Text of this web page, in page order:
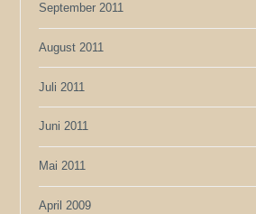
September 2011
August 2011
Juli 2011
Juni 2011
Mai 2011
April 2009